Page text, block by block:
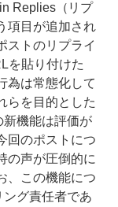
Replies（リプ
項目が追加され
ストのリプライ
を貼り付けた
為は常態化して
らを目的とした
新機能は評価が
回のポストにつ
の声が圧倒的に
、この機能につ
グ責任者であ